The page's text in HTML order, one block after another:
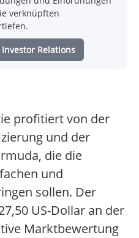
verknüpften
Investor Relations
profitiert von der
und der
die die
und
sollen. Der
US-Dollar an der
Marktbewertung